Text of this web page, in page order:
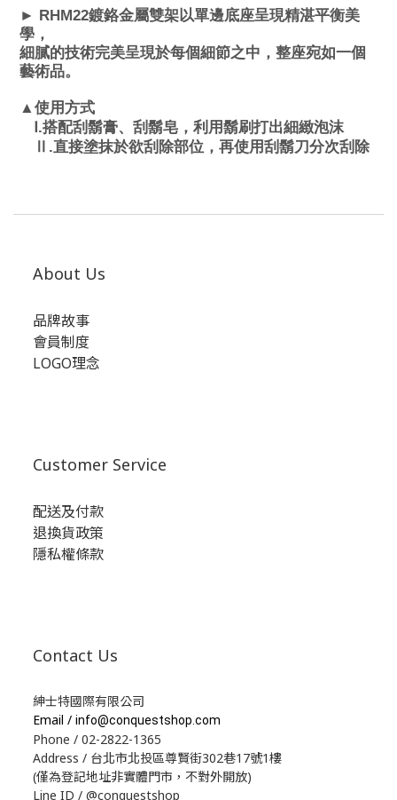
► RHM22鍍鉻金屬雙架以單邊底座呈現精湛平衡美
學，
細膩的技術完美呈現於每個細節之中，整座宛如一個
藝術品。
▲使用方式
Ⅰ.搭配刮鬍膏、刮鬍皂，利用鬍刷打出細緻泡沫
.直接塗抹於欲刮除部位，再使用刮鬍刀分次刮除
About Us
品牌故事
會員制度
LOGO理念
Customer Service
配送及付款
退換貨政策
隱私權條款
Contact Us
紳士特國際有限公司
Email / info@conquestshop.com
Phone / 02-2822-1365
Address / 台北市北投區尊賢街302巷17號1樓
(僅為登記地址非實體門市，不對外開放)
Line ID / @conquestshop